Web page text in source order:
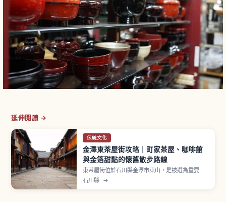
延伸閱讀 →
伝統文化
金澤東茶屋街攻略｜町家茶屋、咖啡館
與金箔甜點的懷舊散步路線
東茶屋街位於石川縣金澤市東山，是被選為重要傳
統建造物群保存地區的茶屋街，過去茶屋繁盛、現
石川縣 →